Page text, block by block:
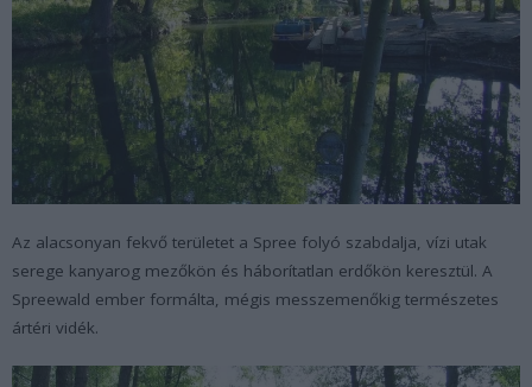
Az alacsonyan fekvő területet a Spree folyó szabdalja, vízi utak
serege kanyarog mezőkön és háborítatlan erdőkön keresztül. A
Spreewald ember formálta, mégis messzemenőkig természetes
ártéri vidék.